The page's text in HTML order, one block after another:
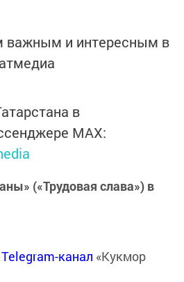
важным и интересным в
в
MАХ:
(«Трудовая слава») в
Telegram-канал «Кукмор